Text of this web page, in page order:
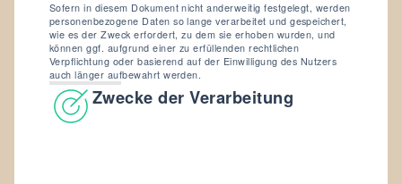
Sofern in diesem Dokument nicht anderweitig festgelegt, werden
personenbezogene Daten so lange verarbeitet und gespeichert,
wie es der Zweck erfordert, zu dem sie erhoben wurden, und
können ggf. aufgrund einer zu erfüllenden rechtlichen
Verpflichtung oder basierend auf der Einwilligung des Nutzers
auch länger aufbewahrt werden.
Zwecke der Verarbeitung